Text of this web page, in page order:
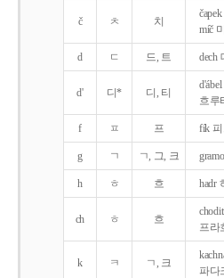
č ㅊ 치
míč
d ㄷ 드, 트 dech
d' 디* 디, 티
흐루
f ㅍ 프 fík
g ㄱ ㄱ, 그, 크
h ㅎ 흐 hadr
ch ㅎ 흐
프라
k ㅋ ㄱ, 크
파다